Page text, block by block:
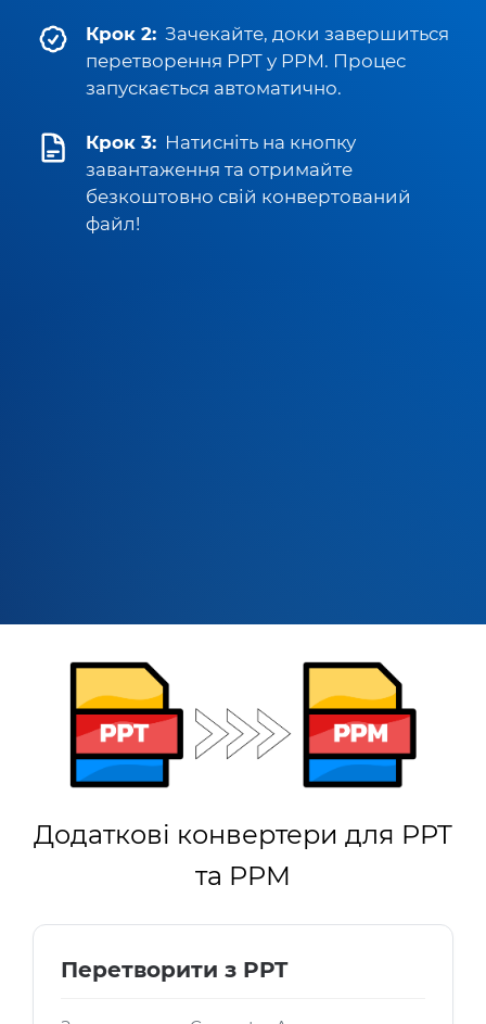
Крок 2: Зачекайте, доки завершиться
перетворення PPT у PPM. Процес
запускається автоматично.
Крок 3: Натисніть на кнопку
завантаження та отримайте
безкоштовно свій конвертований
файл!
Додаткові конвертери для PPT
та PPM
Перетворити з PPT